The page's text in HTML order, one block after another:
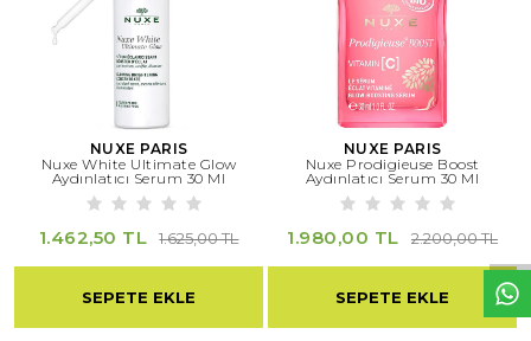
WhtsappDeseHatt
NUXE PARIS
Nuxe White Ultimate Glow
Aydınlatıcı Serum 30 Ml
1.462,50 TL 1.625,00 TL
SEPETE EKLE
NUXE PARIS
Nuxe Prodigieuse Boost
Aydınlatıcı Serum 30 Ml
1.980,00 TL 2.200,00 TL
SEPETE EKLE